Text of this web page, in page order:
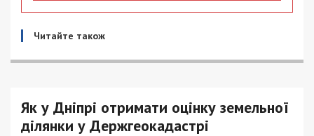
Читайте також
Як у Дніпрі отримати оцінку земельної
ділянки у Держгеокадастрі